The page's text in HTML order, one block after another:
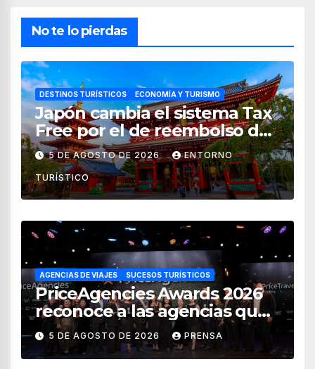
No te lo pierdas
DESTINOS TURÍSTICOS ECONOMÍA Y TURISMO
Japón cambia el sistema Tax
Free por el de reembolso de
impuestos desde noviembre
de 2026
5 DE AGOSTO DE 2026 ENTORNO
TURÍSTICO
AGENCIAS DE VIAJES SUCESOS TURÍSTICOS
PriceAgencies Awards 2026
reconoce a las agencias que
impulsan el crecimiento del
turismo en México
5 DE AGOSTO DE 2026 PRENSA